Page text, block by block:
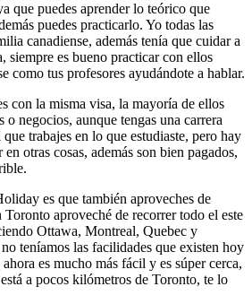
que puedes aprender lo teórico que
puedes practicarlo. Yo todas las
canadiense, además tenía que cuidar a
siempre es bueno practicar con ellos
como tus profesores ayudándote a hablar.
con la misma visa, la mayoría de ellos
o negocios, aunque tengas una carrera
trabajes en lo que estudiaste, pero hay
otras cosas, además son bien pagados,
es que también aproveches de
aproveché de recorrer todo el este
Ottawa, Montreal, Quebec y
teníamos las facilidades que existen hoy
es mucho más fácil y es súper cerca,
a pocos kilómetros de Toronto, te lo